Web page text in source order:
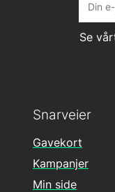
Se
Snarveier
Gavekort
Kampanjer
Min side